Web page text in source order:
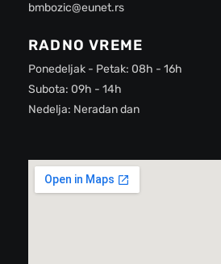
bmbozic@eunet.rs
RADNO VREME
Ponedeljak - Petak: 08h - 16h
Subota: 09h - 14h
Nedelja: Neradan dan